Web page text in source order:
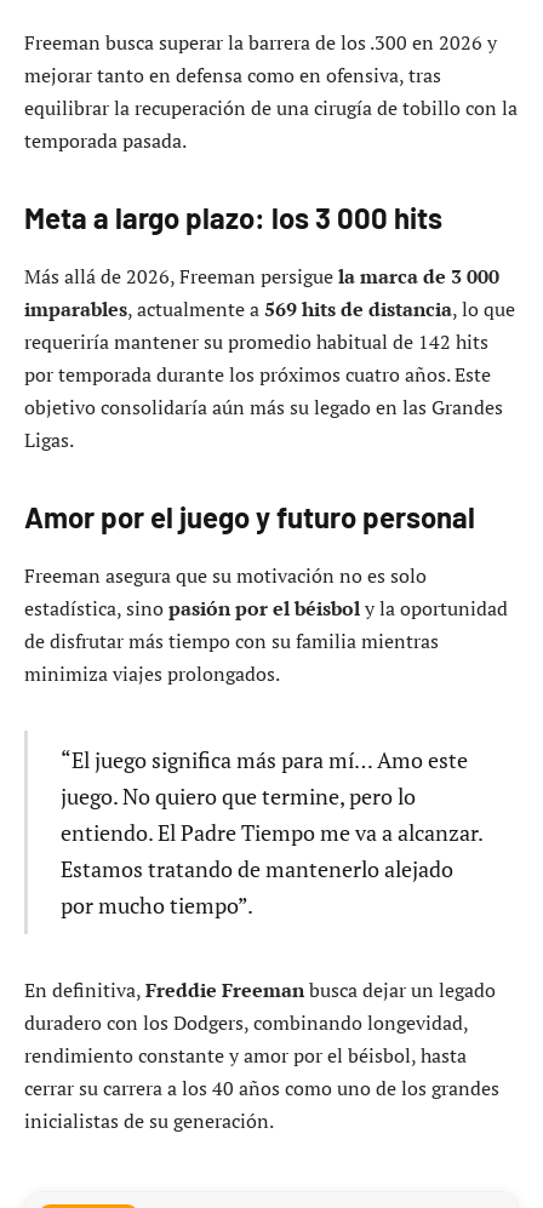
Freeman busca superar la barrera de los .300 en 2026 y
mejorar tanto en defensa como en ofensiva, tras
equilibrar la recuperación de una cirugía de tobillo con la
temporada pasada.
Meta a largo plazo: los 3 000 hits
Más allá de 2026, Freeman persiguela marca de 3 000
imparables, actualmente a569 hits de distancia, lo que
requeriría mantener su promedio habitual de 142 hits
por temporada durante los próximos cuatro años. Este
objetivo consolidaría aún más su legado en las Grandes
Ligas.
Amor por el juego y futuro personal
Freeman asegura que su motivación no es solo
estadística, sinopasión por el béisboly la oportunidad
de disfrutar más tiempo con su familia mientras
minimiza viajes prolongados.
“El juego significa más para mí… Amo este
juego. No quiero que termine, pero lo
entiendo. El Padre Tiempo me va a alcanzar.
Estamos tratando de mantenerlo alejado
por mucho tiempo”.
En definitiva,Freddie Freemanbusca dejar un legado
duradero con los Dodgers, combinando longevidad,
rendimiento constante y amor por el béisbol, hasta
cerrar su carrera a los 40 años como uno de los grandes
inicialistas de su generación.